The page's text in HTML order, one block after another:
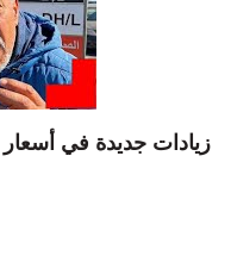
زيادات جديدة في